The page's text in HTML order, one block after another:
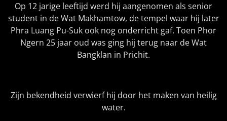
Op 12 jarige leeftijd werd hij aangenomen als senior
student in de Wat Makhamtow, de tempel waar hij later
Phra Luang Pu-Suk ook nog onderricht gaf. Toen Phor
Ngern 25 jaar oud was ging hij terug naar de Wat
Bangklan in Prichit.
Zijn bekendheid verwierf hij door het maken van heilig
water.